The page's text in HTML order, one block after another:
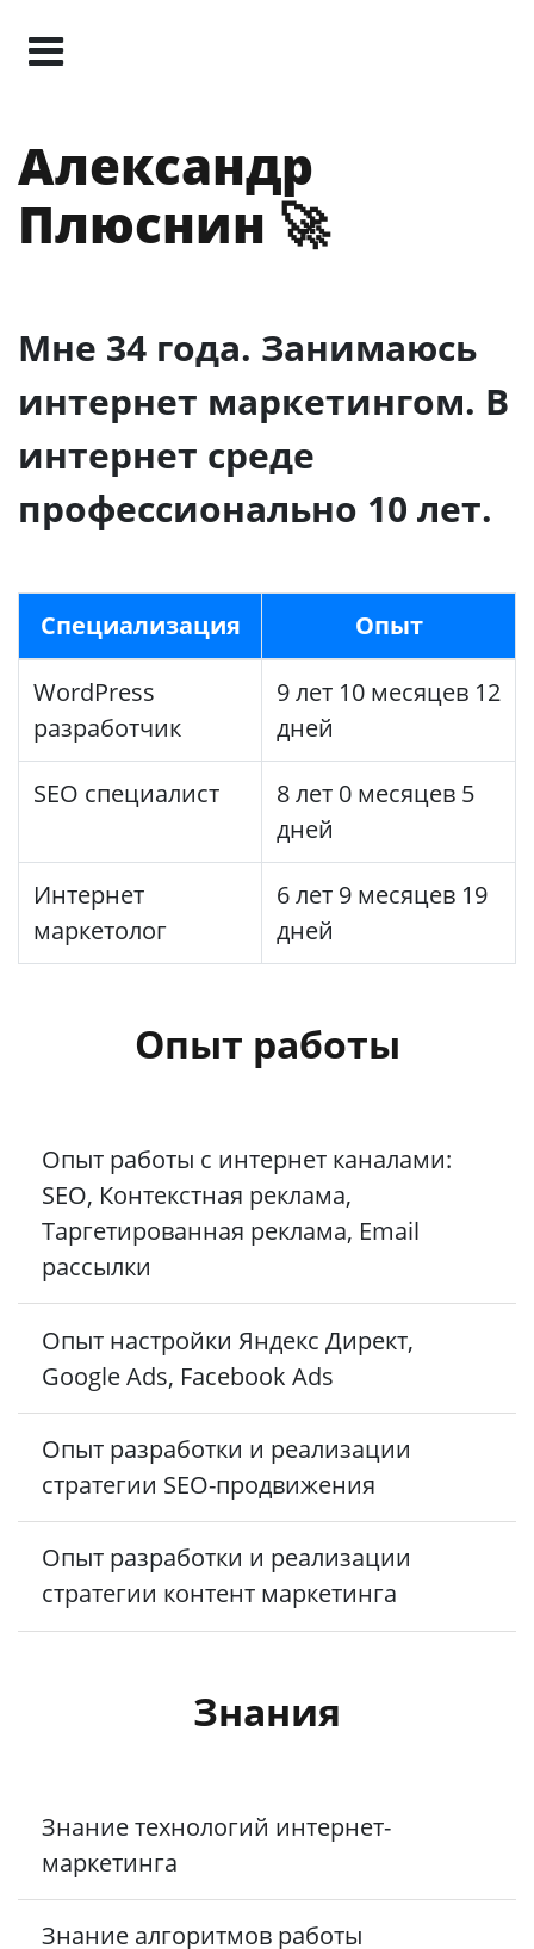
Александр
Плюснин 🚀
Мне 34 года. Занимаюсь
интернет маркетингом. В
интернет среде
профессионально 10 лет.
Специализация Опыт
WordPress
разработчик
9 лет 10 месяцев 12
дней
SEO специалист
8 лет 0 месяцев 5
дней
Интернет
маркетолог
6 лет 9 месяцев 19
дней
Опыт работы
Опыт работы с интернет каналами:
SEO, Контекстная реклама,
Таргетированная реклама, Email
рассылки
Опыт настройки Яндекс Директ,
Google Ads, Facebook Ads
Опыт разработки и реализации
стратегии SEO-продвижения
Опыт разработки и реализации
стратегии контент маркетинга
Знания
Знание технологий интернет-
маркетинга
Знание алгоритмов работы